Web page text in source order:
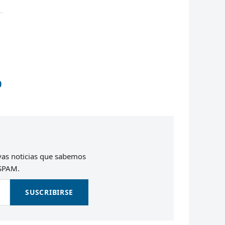
noticias que sabemos
SUSCRIBIRSE